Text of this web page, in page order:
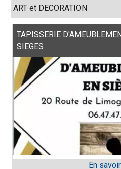
ART et DECORATION
TAPISSERIE
SIEGES